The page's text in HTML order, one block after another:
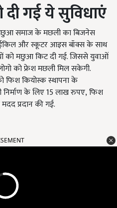
गई ये सुविधाएं
समाज के मछली का बिजनेस
और स्कूटर आइस बॉक्स के साथ
को मछुआ किट दी गई. जिससे युवाओं
को फ्रेश मछली मिल सकेगी.
फिश कियोस्क स्थापना के
के लिए15लाख रुपए,फिश
प्रदान की गई.